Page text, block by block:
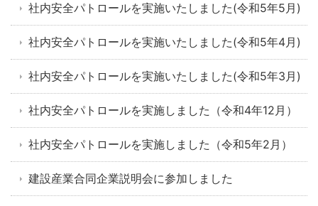
社内安全パトロールを実施いたしました(令和5年5月)
社内安全パトロールを実施いたしました(令和5年4月)
社内安全パトロールを実施いたしました(令和5年3月)
社内安全パトロールを実施しました（令和4年12月）
社内安全パトロールを実施しました（令和5年2月）
建設産業合同企業説明会に参加しました